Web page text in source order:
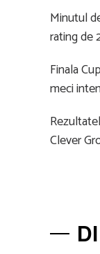
Minutul
rating de
Finala
meci
Clever